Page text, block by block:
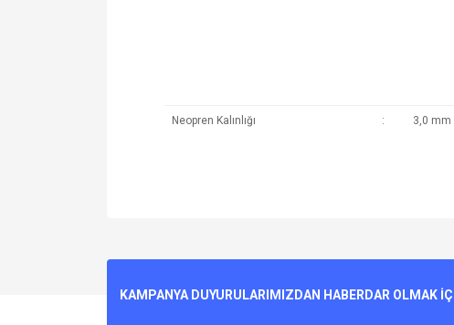
Neopren Kalınlığı : 3,0 mm
Ürün açıklamasında eksik bilgiler bulunuyor.
KAMPANYA DUYURULARIMIZDAN HABERDAR OLMAK